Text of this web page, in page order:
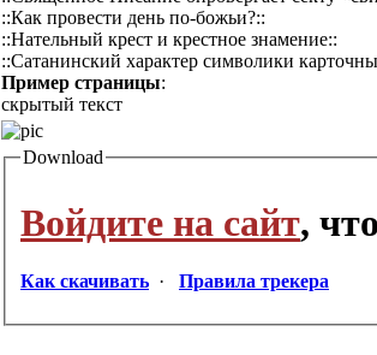
::Как провести день по-божьи?::
::Нательный крест и крестное знамение::
::Сатанинский характер символики
Пример страницы:
скрытый текст
Download
Войдите на сайт,
Как скачивать · Правила трекера